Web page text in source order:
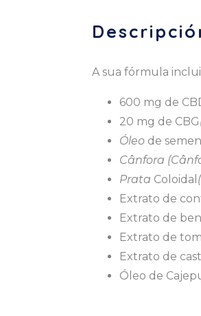
A sua fórmula
600 mg de
20 mg de CBG
Óleo de
Cânfora
Prata Coloidal
Extrato de
Extrato de
Extrato de
Extrato de
Óleo de